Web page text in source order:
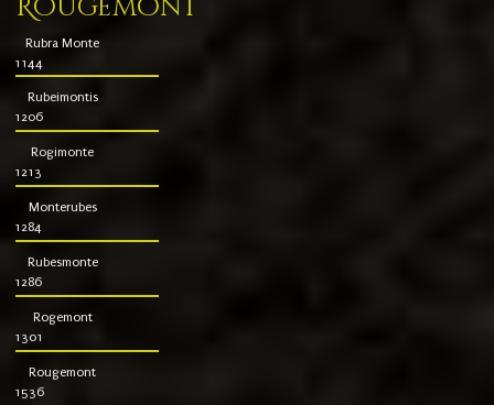
Rougemont
Rubra Monte
1144
Rubeimontis
1206
Rogimonte
1213
Monterubes
1284
Rubesmonte
1286
Rogemont
1301
Rougemont
1536